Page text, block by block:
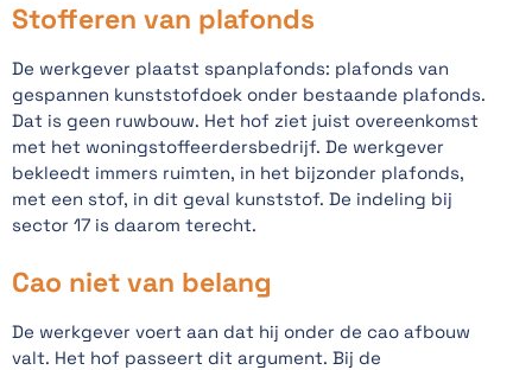
Stofferen van plafonds
De werkgever plaatst spanplafonds: plafonds van
gespannen kunststofdoek onder bestaande plafonds.
Dat is geen ruwbouw. Het hof ziet juist overeenkomst
met het woningstoffeerdersbedrijf. De werkgever
bekleedt immers ruimten, in het bijzonder plafonds,
met een stof, in dit geval kunststof. De indeling bij
sector 17 is daarom terecht.
Cao niet van belang
De werkgever voert aan dat hij onder de cao afbouw
valt. Het hof passeert dit argument. Bij de